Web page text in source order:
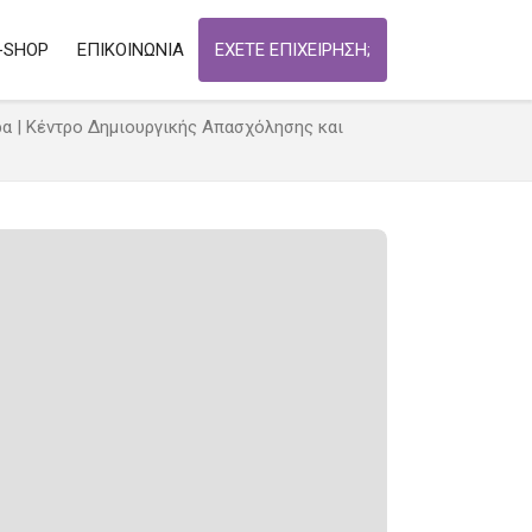
ΕΠΙΚΟΙΝΩΝΙΑ ΕΧΕΤΕ ΕΠΙΧΕΙΡΗΣΗ;
| Κέντρο Δημιουργικής Απασχόλησης και